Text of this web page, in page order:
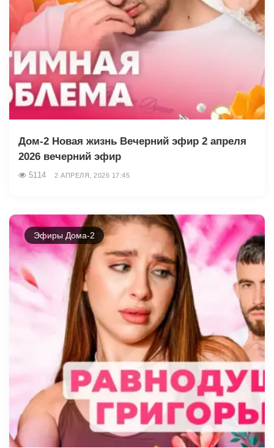
Дом-2 Новая жизнь Вечерний эфир 2 апреля
2026 вечерний эфир
5114 2 АПРЕЛЯ, 2026 17:45
Эфиры Дома-2